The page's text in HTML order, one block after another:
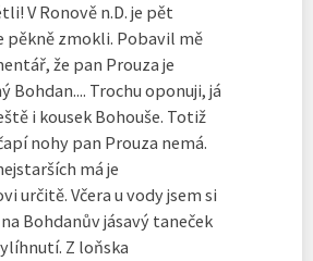
V Ronově n.D. je pět
pěkně zmokli. Pobavil mě
že pan Prouza je
Bohdan.... Trochu oponuji, já
i kousek Bohouše. Totiž
nohy pan Prouza nemá.
má je
určitě. Včera u vody jsem si
Bohdanův jásavý taneček
Z loňska